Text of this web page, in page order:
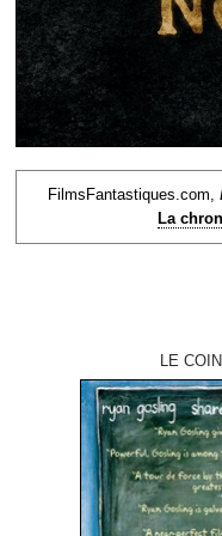
FilmsFantastiques.com,
La
LE